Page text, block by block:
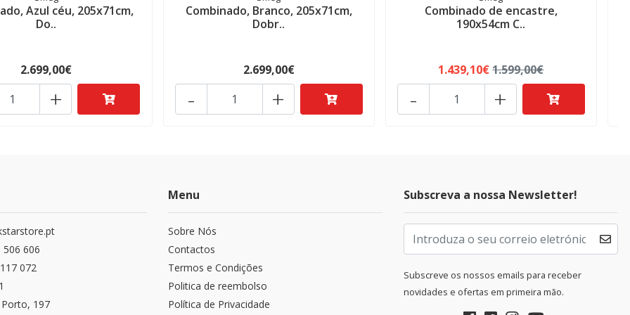
Azul céu, 205x71cm,
Do..
2.699,00€
+
Combinado, Branco, 205x71cm,
Dobr..
2.699,00€
+
-
Combinado de encastre,
190x54cm C..
1.439,10€1.599,00€
+
-
606
072
197
Menu
Sobre Nós
Contactos
Termos e Condições
Politica de reembolso
Política de Privacidade
Subscreva a nossa Newsletter!
Subscreve os nossos emails para receber
novidades e ofertas em primeira mão.